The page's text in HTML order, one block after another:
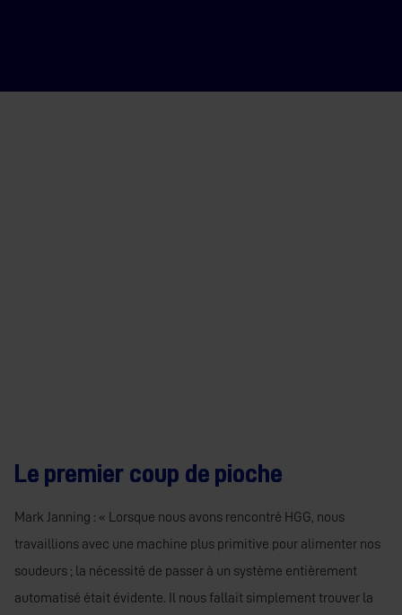
Le premier coup de pioche
Mark Janning : « Lorsque nous avons rencontré HGG, nous
travaillions avec une machine plus primitive pour alimenter nos
soudeurs ; la nécessité de passer à un système entièrement
automatisé était évidente. Il nous fallait simplement trouver la